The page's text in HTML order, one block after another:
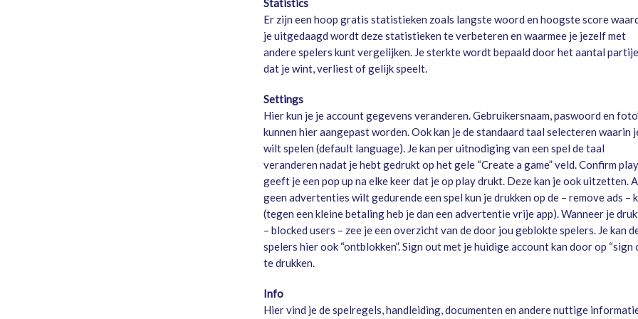
Statistics
Er zijn een hoop gratis statistieken zoals langste woord en hoogste score
je uitgedaagd wordt deze statistieken te verbeteren en waarmee je jezelf met
andere spelers kunt vergelijken. Je sterkte wordt bepaald door het aantal
dat je wint, verliest of gelijk speelt.
Settings
Hier kun je je account gegevens veranderen. Gebruikersnaam, paswoord en
kunnen hier aangepast worden. Ook kan je de standaard taal selecteren waarin
wilt spelen (default language). Je kan per uitnodiging van een spel de taal
veranderen nadat je hebt gedrukt op het gele “Create a game” veld. Confirm play
geeft je een pop up na elke keer dat je op play drukt. Deze kan je ook uitzetten.
geen advertenties wilt gedurende een spel kun je drukken op de – remove ads –
(tegen een kleine betaling heb je dan een advertentie vrije app). Wanneer je
– blocked users – zee je een overzicht van de door jou geblokte spelers. Je kan
spelers hier ook “ontblokken”. Sign out met je huidige account kan door op “sign
te drukken.
Info
Hier vind je de spelregels, handleiding, documenten en andere nuttige